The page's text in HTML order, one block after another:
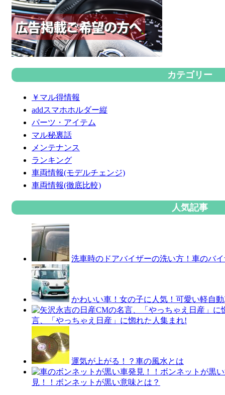
カテゴリー
￥マル得情報
addスマホホルダー縦
パーツ・アイテム
マル秘裏話
メンテナンス
ランキング
車両情報(モデルチェンジ)
車両情報(徹底比較)
人気記事
洗車時のドアバイザーの洗い方！車のバ
かわいい車！女の子に人気！可愛い軽自
言、「やっちゃえ日産」に惚れた人集まれ!
運気が上がる！？車の風水とは
見！！ボンネットが黒い意味とは？